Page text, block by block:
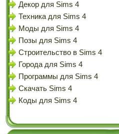
Декор для Sims 4
Техника для Sims 4
Моды для Sims 4
Позы для Sims 4
Строительство в Sims 4
Города для Sims 4
Программы для Sims 4
Скачать Sims 4
Коды для Sims 4